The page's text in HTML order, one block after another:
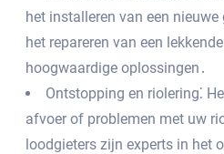
het installeren van een
het repareren van een
hoogwaardige oplossingen․
Ontstopping en riolering⁚
afvoer of problemen met uw
loodgieters zijn experts in het